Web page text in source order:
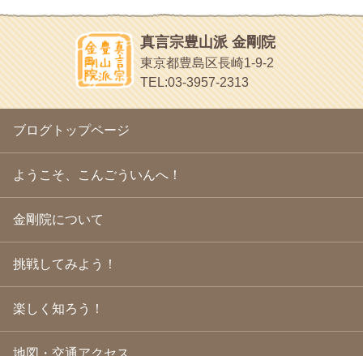
2010年5月(22)
2010年4月(25)
2010年3月(22)
2010年2月
(23)
2010年1月(23)
2009年12月(18)
2009年10月(20)
2009年9月(20)
2009年8月 (18)
2009年7月
(21)
2009年6月(22)
2009年5月(20)
2009年2月(19)
2009年1月(25)
2008年12月 (22)
ほうげん日記
放言じゃなくて和尚さんの名前だよ
面白いサイトみつけたよ。
ヘェ～という感じ
chocolab.Air♪DIALY
ラブラドールのワンちゃんがかわいいよ
真言宗豊山派 金剛院
東京都豊島区長崎1-9-2
TEL:03-3957-2313
ブログトップページ
ようこそ、こんごういんへ！
金剛院について
挑戦してみよう！
楽しく知ろう！
地図・交通アクセス